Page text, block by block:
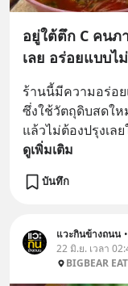
อยู่ใต้ตึก C คนภ
เลย อร่อยแบบไ
ร้านนี้มีความอร่อย
ซึ่งใช้วัตถุดิบสดให
แล้วไม่ต้องปรุงเล
ดูเพิ่มเติม
บันทึก
แวะกินข้างถนน •
22 มิ.ย. เวลา
BIGBEAR